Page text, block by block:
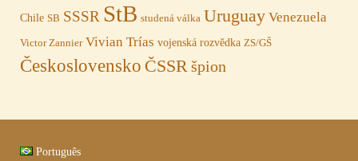
Chile SB SSSR StB studená válka Uruguay Venezuela
Victor Zannier Vivian Trías vojenská rozvědka ZS/GŠ
Československo ČSSRšpion
Português